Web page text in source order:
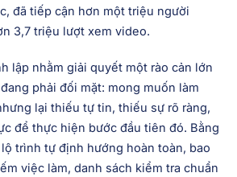
đã tiếp cận hơn một triệu người
3,7 triệu lượt xem video.
lập nhằm giải quyết một rào cản lớn
phải đối mặt: mong muốn làm
lại thiếu tự tin, thiếu sự rõ ràng,
để thực hiện bước đầu tiên đó. Bằng
trình tự định hướng hoàn toàn, bao
việc làm, danh sách kiểm tra chuẩn